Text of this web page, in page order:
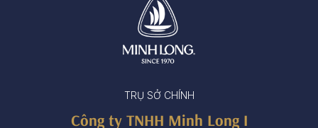
TRỤ SỞ CHÍNH
Công ty TNHH Minh Long I